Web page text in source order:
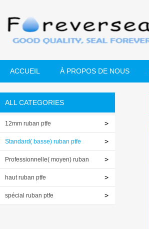
ACCUEIL À PROPOS DE NOUS
ALL CATEGORIES
12mm ruban ptfe
Standard( basse) ruban ptfe
Professionnelle( moyen) ruban
ptfehaut ruban ptfe
spécial ruban ptfe